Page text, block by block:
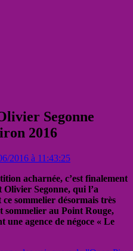
Segonne
2016
2016 à 11:43:25
acharnée, c’est finalement
Segonne, qui l’a
sommelier désormais très
sommelier au Point Rouge,
une agence de négoce « Le